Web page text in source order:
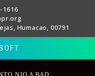
1616
Humacao, 00791